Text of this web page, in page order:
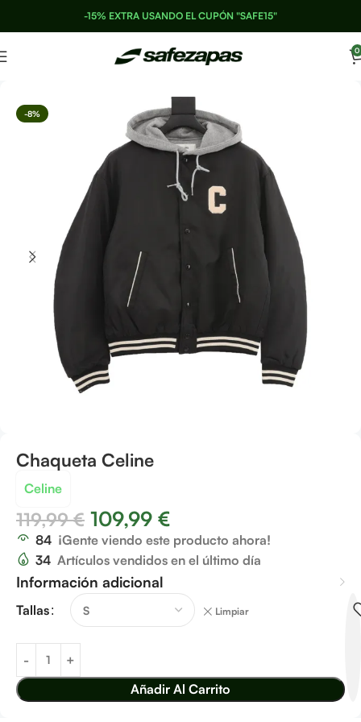
-15% EXTRA USANDO EL CUPÓN "SAFE15"
0
-8%
Chaqueta Celine
Celine
119,99€ 109,99 €
84 ¡Gente viendo este producto ahora!
34 Artículos vendidos en el último día
Información adicional
Tallas Limpiar
Añadir Al Carrito